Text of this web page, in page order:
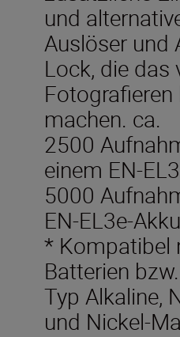
und
Auslöser und
Lock, die das
machen. ca.
2500
einem EN-
5000
EN-EL3e-
* Kompatibel
Batterien
Typ Alkaline,
und Nickel-